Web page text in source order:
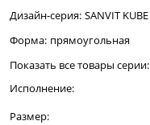
Дизайн-серия: SANVIT KUBE
Форма: прямоугольная
Показать все товары серии:
Исполнение:
Размер: